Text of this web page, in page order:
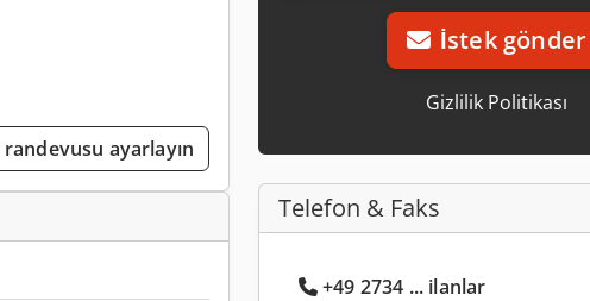
ayarlayın
İstek gönder
Gizlilik Politikası
Telefon & Faks
+49 2734 ... ilanlar